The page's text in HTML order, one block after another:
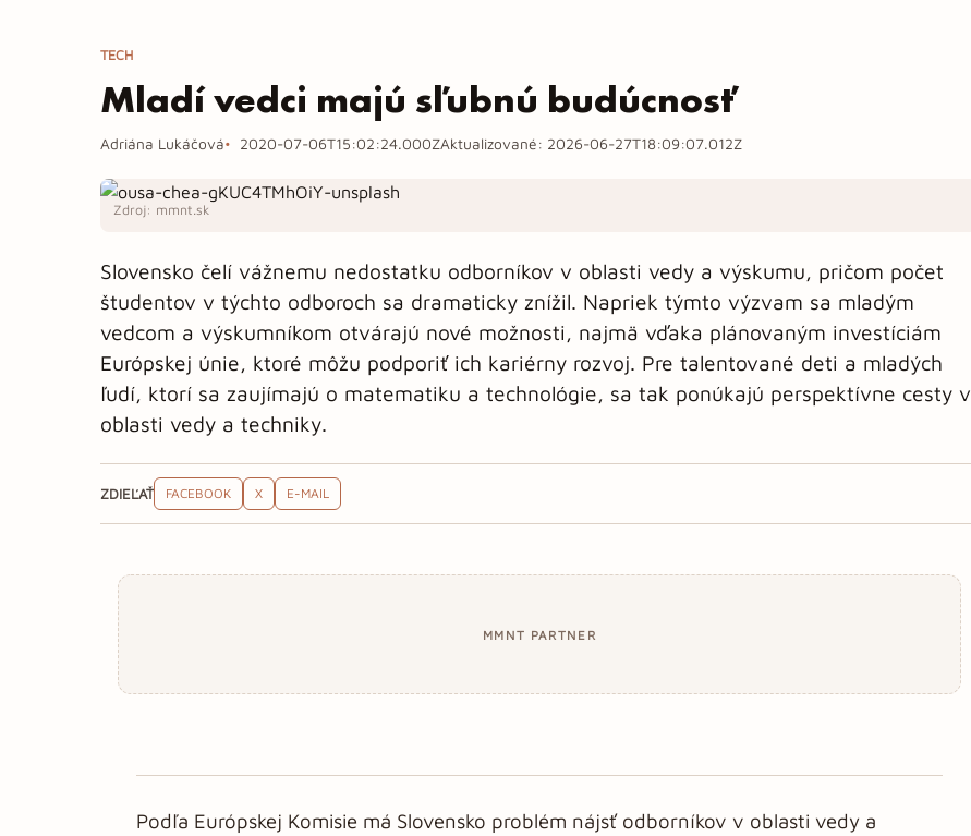
TECH
Mladí vedci majú sľubnú budúcnosť
Adriána Lukáčová 2020-07-06T15:02:24.000ZAktualizované: 2026-06-27T18:09:07.012Z
Zdroj: mmnt.sk
Slovensko čelí vážnemu nedostatku odborníkov v oblasti vedy a výskumu, pričom počet
študentov v týchto odboroch sa dramaticky znížil. Napriek týmto výzvam sa mladým
vedcom a výskumníkom otvárajú nové možnosti, najmä vďaka plánovaným investíciám
Európskej únie, ktoré môžu podporiť ich kariérny rozvoj. Pre talentované deti a mladých
ľudí, ktorí sa zaujímajú o matematiku a technológie, sa tak ponúkajú perspektívne cesty v
oblasti vedy a techniky.
ZDIEĽAŤ FACEBOOK X E-MAIL
MMNT PARTNER
Podľa Európskej Komisie má Slovensko problém nájsť odborníkov v oblasti vedy a